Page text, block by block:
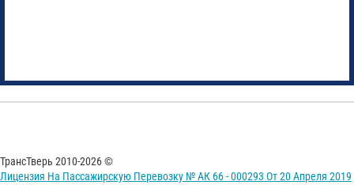
ТрансТверь 2010-2026 ©
Лицензия На Пассажирскую Перевозку № АК 66 - 000293 От 20 Апреля 2019